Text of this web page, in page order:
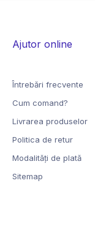
Ajutor online
Întrebări frecvente
Cum comand?
Livrarea produselor
Politica de retur
Modalităţi de plată
Sitemap